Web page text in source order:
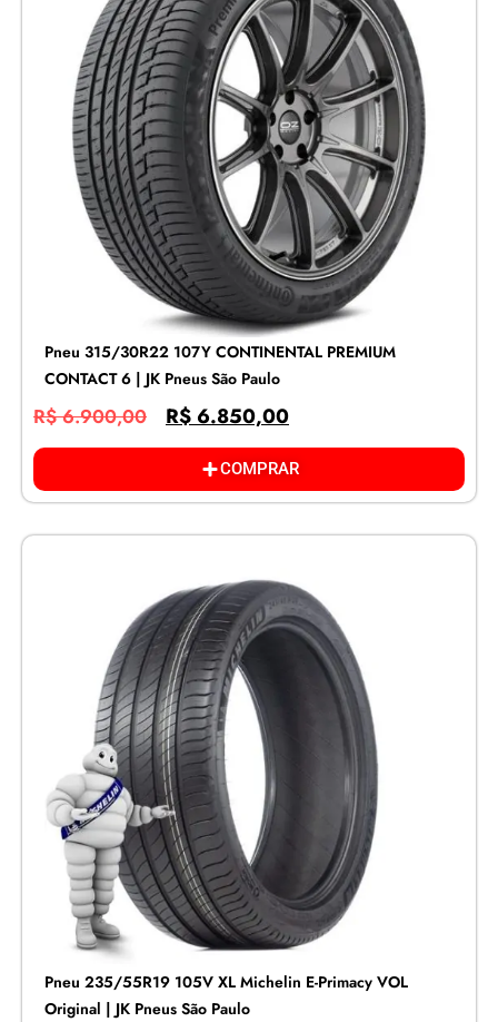
Pneu 315/30R22 107Y CONTINENTAL PREMIUM
CONTACT 6 | JK Pneus São Paulo
R$6.900,00 R$ 6.850,00
COMPRAR
Pneu 235/55R19 105V XL Michelin E-Primacy VOL
Original | JK Pneus São Paulo